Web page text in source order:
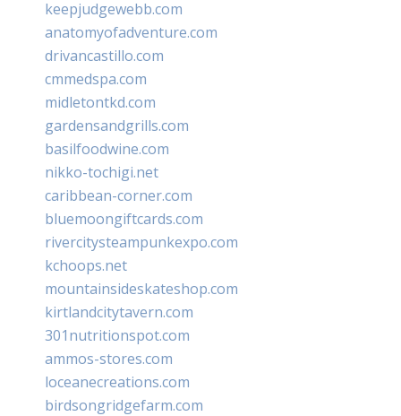
keepjudgewebb.com
anatomyofadventure.com
drivancastillo.com
cmmedspa.com
midletontkd.com
gardensandgrills.com
basilfoodwine.com
nikko-tochigi.net
caribbean-corner.com
bluemoongiftcards.com
rivercitysteampunkexpo.com
kchoops.net
mountainsideskateshop.com
kirtlandcitytavern.com
301nutritionspot.com
ammos-stores.com
loceanecreations.com
birdsongridgefarm.com